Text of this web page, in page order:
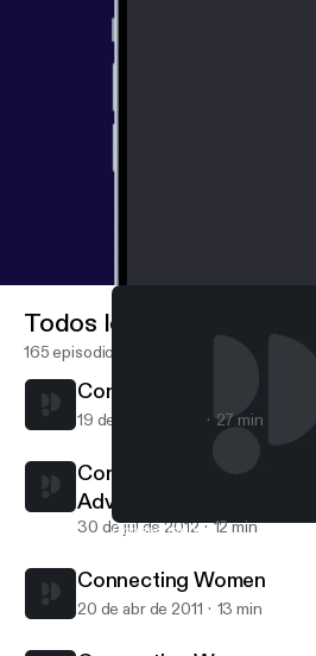
Connecting Women: Joan
Todos los episodios
165 episodios
Connecting Women:
19 de dic de 2012 27 min
Connecting Women:
Advised
30 de jul de 2012 12 min
Connecting Women
20 de abr de 2011 13 min